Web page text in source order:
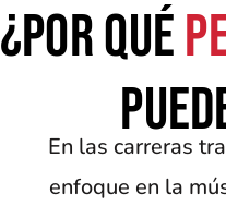
¿Por qué
En las carreras
enfoque en la